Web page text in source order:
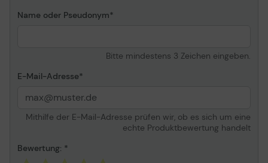
Modell
Klammergröße
Material Magazin
Name oder Pseudonym
Bitte mindestens 3 Zeichen eingeben.
E-Mail-Adresse
Mithilfe der E-Mail-Adresse prüfen wir, ob es sich um eine
echte Produktbewertung handelt
Bewertung: